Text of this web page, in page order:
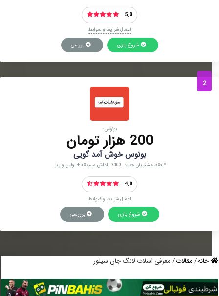
5.0
اعمال شرایط و ضوابط
شروع بازی بررسی
بونوس:
200 هزار تومان
بونوس خوش آمد گویی
* فقط مشتریان جدید. 100٪ پاداش مسابقه + اولین واریز.
4.8
اعمال شرایط و ضوابط
شروع بازی برررسی
خانه/مقالات/معرفی اسلات لانگ جان سیلور